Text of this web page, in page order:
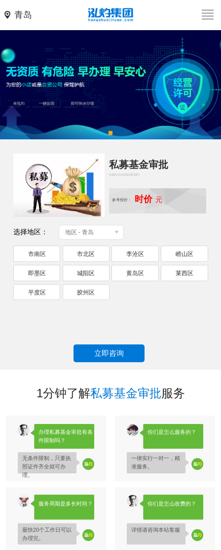
青岛
私募基金审批
SIMUJIJINSHENPI
选择地区： 地区 - 青岛
市南区 市北区 李沧区 崂山区
即墨区 城阳区 黄岛区 莱西区
平度区 胶州区
参考报价： 时价 元
立即咨询
1分钟了解私募基金审批服务
办理私募基金审批有条
件限制吗？
无条件限制，只要执
照证件齐全就可办
理。
你们是怎么服务的？
一律实行一对一，精
准服务。
服务周期是多长时间？
最快20个工作日可以
办理完。
你们是怎么收费的？
详情请咨询本站客服